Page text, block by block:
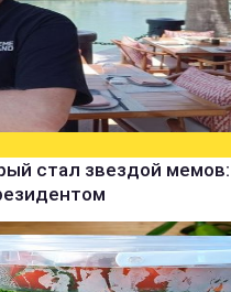
стал звездой мемов: